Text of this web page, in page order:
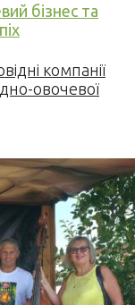
бізнес та
компанії
овочевої